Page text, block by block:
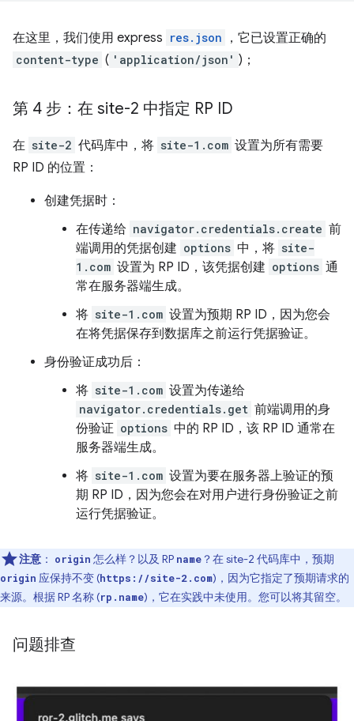
在这里，我们使用 express res.json ，它已设置正确的
content-type ( 'application/json' )；
第 4 步：在 site-2 中指定 RP ID
在 site-2 代码库中，将 site-1.com 设置为所有需要
RP ID 的位置：
创建凭据时：
在传递给 navigator.credentials.create 前
端调用的凭据创建 options 中，将 site-
1.com 设置为 RP ID，该凭据创建 options 通
常在服务器端生成。
将 site-1.com 设置为预期 RP ID，因为您会
在将凭据保存到数据库之前运行凭据验证。
身份验证成功后：
将 site-1.com 设置为传递给
navigator.credentials.get 前端调用的身
份验证 options 中的 RP ID，该 RP ID 通常在
服务器端生成。
将 site-1.com 设置为要在服务器上验证的预
期 RP ID，因为您会在对用户进行身份验证之前
运行凭据验证。
注意 ： origin 怎么样？以及 RP name ？在 site-2 代码库中，预期
origin 应保持不变 (https://site-2.com)，因为它指定了预期请求的
来源。根据 RP 名称 (rp.name)，它在实践中未使用。您可以将其留空。
问题排查